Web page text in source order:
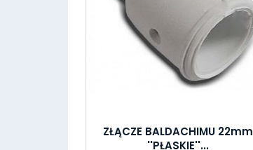
ZŁĄCZE BALDACHIMU 22mm
''PŁASKIE''...